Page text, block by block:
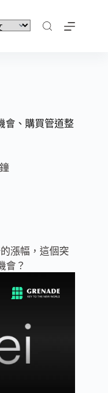
會、購買管道整
漲幅，這個突
會？